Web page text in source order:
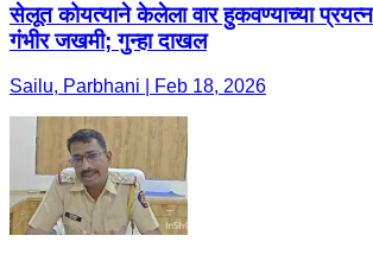
सेलूत कोयत्याने केलेला वार हुकवण्याच्या
गंभीर जखमी; गुन्हा दाखल
Sailu, Parbhani | Feb 18, 2026